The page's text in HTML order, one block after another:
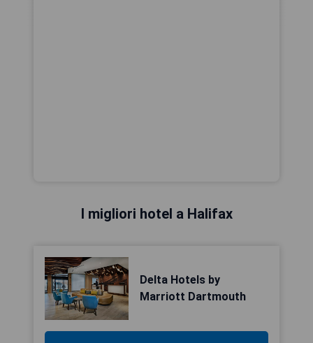
I migliori hotel a Halifax
Delta Hotels by
Marriott Dartmouth